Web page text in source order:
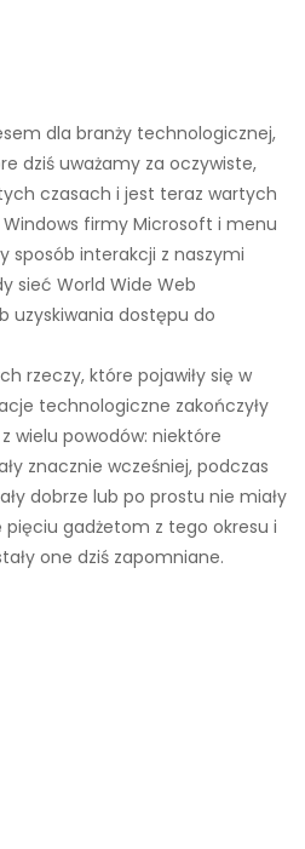
dla branży technologicznej,
dziś uważamy za oczywiste,
czasach i jest teraz wartych
firmy Microsoft i menu
sposób interakcji z naszymi
sieć World Wide Web
uzyskiwania dostępu do
rzeczy, które pojawiły się w
technologiczne zakończyły
wielu powodów: niektóre
znacznie wcześniej, podczas
dobrze lub po prostu nie miały
pięciu gadżetom z tego okresu i
one dziś zapomniane.